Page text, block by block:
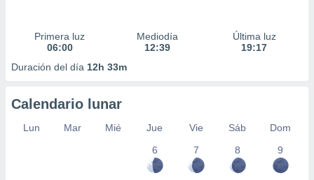
Primera luz
06:00
Mediodía
12:39
Última luz
19:17
Duración del día 12h 33m
Calendario lunar
Lun Mar Mié Jue Vie Sáb
Dom
6
7 8 9